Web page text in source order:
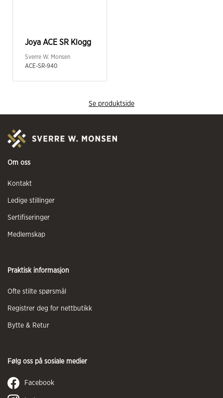
Joya ACE SR Klogg
Sverre W. Monsen
ACE-SR-940
Se produktside
Om oss
Kontakt
Ledige stillinger
Sertifiseringer
Medlemskap
Praktisk informasjon
Ofte stilte spørsmål
Registrer deg for nettbutikk
Bytte & Retur
Følg oss på sosiale medier
Facebook